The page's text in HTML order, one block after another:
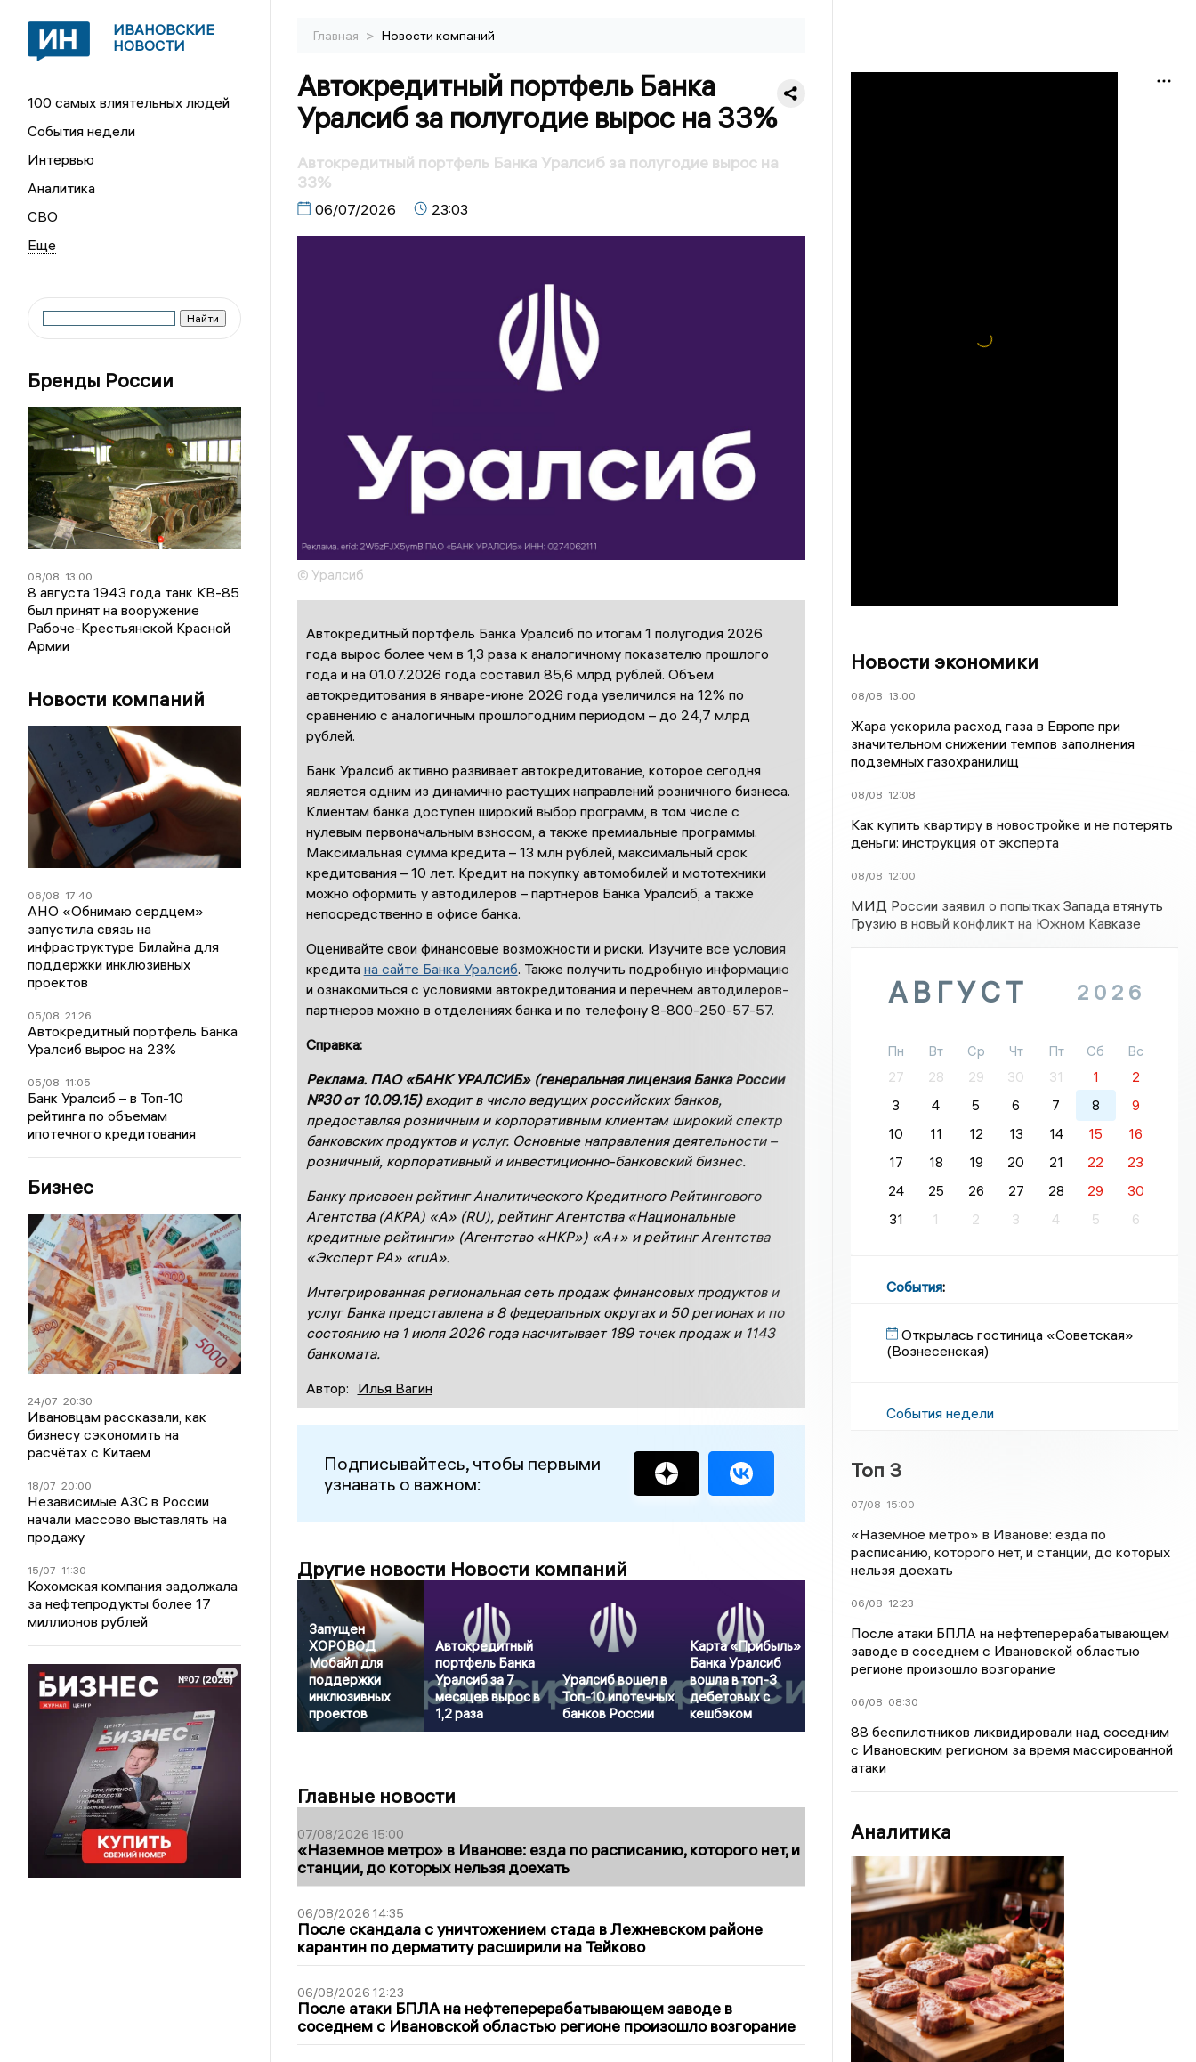
ИВАНОВСКИЕ
НОВОСТИ
100 самых влиятельных людей
События недели
Интервью
Аналитика
СВО
Бренды России
08/08 13:00
8 августа 1943 года танк КВ-85
был принят на вооружение
Рабоче-Крестьянской Красной
Армии
Новости компаний
06/08 17:40
АНО «Обнимаю сердцем»
запустила связь на
инфраструктуре Билайна для
поддержки инклюзивных
проектов
05/08 21:26
Автокредитный портфель Банка
Уралсиб вырос на 23%
05/08 11:05
Банк Уралсиб – в Топ-10
рейтинга по объемам
ипотечного кредитования
Бизнес
24/07 20:30
Ивановцам рассказали, как
бизнесу сэкономить на
расчётах с Китаем
18/07 20:00
Независимые АЗС в России
начали массово выставлять на
продажу
15/07 11:30
Кохомская компания задолжала
за нефтепродукты более 17
миллионов рублей
Главная > Новости компаний
Автокредитный портфель Банка
Уралсиб за полугодие вырос на 33%
Автокредитный портфель Банка Уралсиб за полугодие вырос на
33%
06/07/2026 23:03
© Уралсиб
Автокредитный портфель Банка Уралсиб по итогам 1 полугодия 2026
года вырос более чем в 1,3 раза к аналогичному показателю прошлого
года и на 01.07.2026 года составил 85,6 млрд рублей. Объем
автокредитования в январе-июне 2026 года увеличился на 12% по
сравнению с аналогичным прошлогодним периодом – до 24,7 млрд
рублей.
Банк Уралсиб активно развивает автокредитование, которое сегодня
является одним из динамично растущих направлений розничного бизнеса.
Клиентам банка доступен широкий выбор программ, в том числе с
нулевым первоначальным взносом, а также премиальные программы.
Максимальная сумма кредита – 13 млн рублей, максимальный срок
кредитования – 10 лет. Кредит на покупку автомобилей и мототехники
можно оформить у автодилеров – партнеров Банка Уралсиб, а также
непосредственно в офисе банка.
Оценивайте свои финансовые возможности и риски. Изучите все условия
кредита на сайте Банка Уралсиб. Также получить подробную информацию
и ознакомиться с условиями автокредитования и перечнем автодилеров-
партнеров можно в отделениях банка и по телефону 8-800-250-57-57.
Справка:
Реклама. ПАО «БАНК УРАЛСИБ» (генеральная лицензия Банка России
№30 от 10.09.15)входит в число ведущих российских банков,
предоставляя розничным и корпоративным клиентам широкий спектр
банковских продуктов и услуг. Основные направления деятельности –
розничный, корпоративный и инвестиционно-банковский бизнес.
Банку присвоен рейтинг Аналитического Кредитного Рейтингового
Агентства (АКРА) «А» (RU), рейтинг Агентства «Национальные
кредитные рейтинги» (Агентство «НКР») «А+» и рейтинг Агентства
«Эксперт РА» «ruА».
Интегрированная региональная сеть продаж финансовых продуктов и
услуг Банка представлена в 8 федеральных округах и 50 регионах и по
состоянию на 1 июля 2026 года насчитывает 189точек продаж и 1143
банкомата.
Автор: Илья Вагин
Подписывайтесь, чтобы первыми
узнавать о важном:
Другие новости Новости компаний
Запущен
ХОРОВОД
Мобайл для
поддержки
инклюзивных
проектов
Автокредитный
портфель Банка
Уралсиб за 7
месяцев вырос в
1,2 раза
Уралсиб вошел в
Топ-10 ипотечных
банков России
Карта «Прибыль»
Банка Уралсиб
вошла в топ-3
дебетовых с
кешбэком
Главные новости
07/08/2026 15:00
«Наземное метро» в Иванове: езда по расписанию, которого нет, и
станции, до которых нельзя доехать
06/08/2026 14:35
После скандала с уничтожением стада в Лежневском районе
карантин по дерматиту расширили на Тейково
06/08/2026 12:23
После атаки БПЛА на нефтеперерабатывающем заводе в
соседнем с Ивановской областью регионе произошло возгорание
Новости экономики
08/08 13:00
Жара ускорила расход газа в Европе при
значительном снижении темпов заполнения
подземных газохранилищ
08/08 12:08
Как купить квартиру в новостройке и не потерять
деньги: инструкция от эксперта
08/08 12:00
МИД России заявил о попытках Запада втянуть
Грузию в новый конфликт на Южном Кавказе
АВГУСТ 2026
Пн Вт Ср Чт Пт Сб
Вс
27
28 29 30 31 1
2
3
4 5 6 7 8
9
10
11 12 13 14 15
16
17
18 19 20 21 22
23
24
25 26 27 28 29
30
31
1 2 3 4 5 6
События:
Открылась гостиница «Советская»
(Вознесенская)
События недели
Топ 3
07/08 15:00
«Наземное метро» в Иванове: езда по
расписанию, которого нет, и станции, до которых
нельзя доехать
06/08 12:23
После атаки БПЛА на нефтеперерабатывающем
заводе в соседнем с Ивановской областью
регионе произошло возгорание
06/08 08:30
88 беспилотников ликвидировали над соседним
с Ивановским регионом за время массированной
атаки
Аналитика